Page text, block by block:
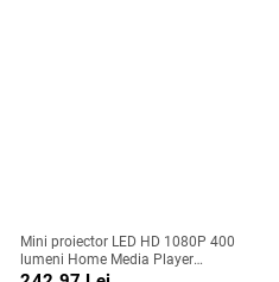
Mini proiector LED HD 1080P 400
lumeni Home Media Player
320x240 Microproiector LED